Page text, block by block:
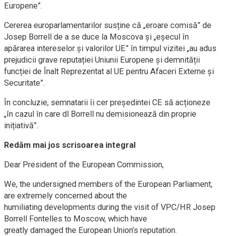
Europene”.
Cererea europarlamentarilor susține că „eroare comisă” de
Josep Borrell de a se duce la Moscova și „eșecul în
apărarea intereselor și valorilor UE” în timpul vizitei „au adus
prejudicii grave reputației Uniunii Europene și demnității
funcției de Înalt Reprezentat al UE pentru Afaceri Externe și
Securitate”.
În concluzie, semnatarii îi cer președintei CE să acționeze
„în cazul în care dl Borrell nu demisionează din proprie
inițiativă”.
Redăm mai jos scrisoarea integral
Dear President of the European Commission,
We, the undersigned members of the European Parliament,
are extremely concerned about the
humiliating developments during the visit of VPC/HR Josep
Borrell Fontelles to Moscow, which have
greatly damaged the European Union’s reputation.